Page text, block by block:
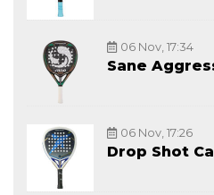
06 Nov, 17:34
Sane
06 Nov, 17:26
Drop Shot